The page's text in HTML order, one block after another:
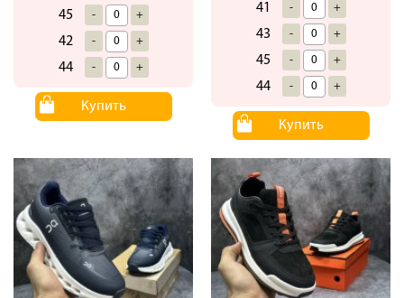
45 - +
42 - +
44 - +
Купить
41 - +
43 - +
45 - +
44 - +
Купить